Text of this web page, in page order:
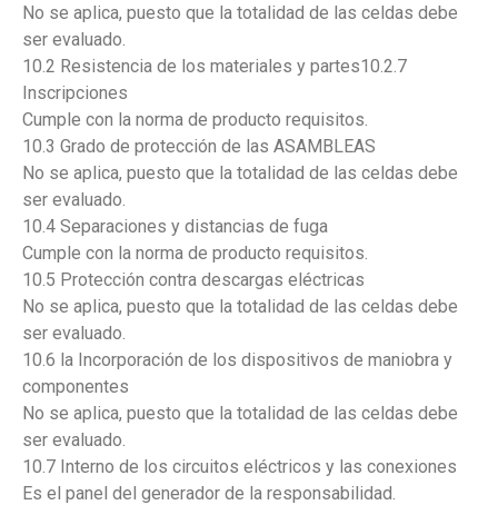
No se aplica, puesto que la totalidad de las celdas debe
ser evaluado.
10.2 Resistencia de los materiales y partes10.2.7
Inscripciones
Cumple con la norma de producto requisitos.
10.3 Grado de protección de las ASAMBLEAS
No se aplica, puesto que la totalidad de las celdas debe
ser evaluado.
10.4 Separaciones y distancias de fuga
Cumple con la norma de producto requisitos.
10.5 Protección contra descargas eléctricas
No se aplica, puesto que la totalidad de las celdas debe
ser evaluado.
10.6 la Incorporación de los dispositivos de maniobra y
componentes
No se aplica, puesto que la totalidad de las celdas debe
ser evaluado.
10.7 Interno de los circuitos eléctricos y las conexiones
Es el panel del generador de la responsabilidad.